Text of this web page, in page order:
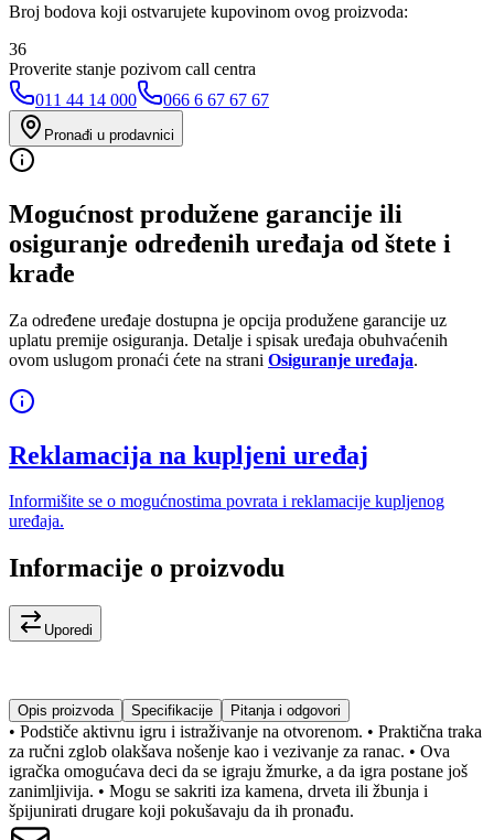
Broj bodova koji ostvarujete kupovinom ovog proizvoda:
36
Proverite stanje pozivom call centra
011 44 14 000
066 6 67 67 67
Pronađi u prodavnici
Mogućnost produžene garancije ili
osiguranje određenih uređaja od štete i
krađe
Za određene uređaje dostupna je opcija produžene garancije uz
uplatu premije osiguranja. Detalje i spisak uređaja obuhvaćenih
ovom uslugom pronaći ćete na strani Osiguranje uređaja.
Reklamacija na kupljeni uređaj
Informišite se o mogućnostima povrata i reklamacije kupljenog
uređaja.
Informacije o proizvodu
Uporedi
Opis proizvoda Specifikacije Pitanja i odgovori
• Podstiče aktivnu igru i istraživanje na otvorenom. • Praktična traka
za ručni zglob olakšava nošenje kao i vezivanje za ranac. • Ova
igračka omogućava deci da se igraju žmurke, a da igra postane još
zanimljivija. • Mogu se sakriti iza kamena, drveta ili žbunja i
špijunirati drugare koji pokušavaju da ih pronađu.